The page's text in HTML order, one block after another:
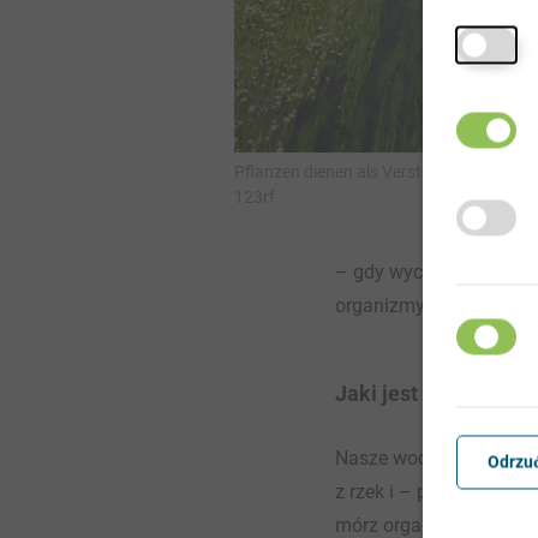
– gdy wyczerpią
organizmy wodne,
Jaki jest związek
Nasze wody są
z rzek i – podobnie jak
mórz organizmy